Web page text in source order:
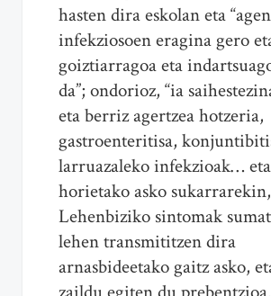
hasten dira eskolan eta
infekziosoen eragina gero
goiztiarragoa eta
da”; ondorioz, “ia
eta berriz agertzea hotzeria,
gastroenteritisa,
larruazaleko infekzioak… eta
horietako asko
Lehenbiziko sintomak
lehen transmititzen dira
arnasbideetako gaitz asko,